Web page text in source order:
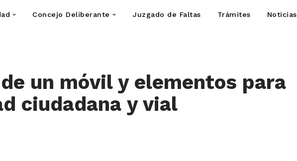
Concejo Deliberante Juzgado de Faltas Trámites Noticias
un móvil y elementos para
ciudadana y vial